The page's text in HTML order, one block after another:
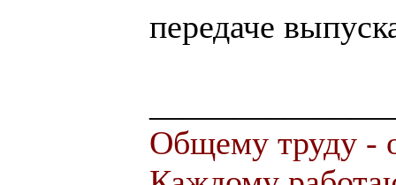
передаче
Общему труду -